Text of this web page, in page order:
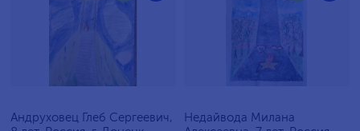
Андруховец Глеб Сергеевич,
Недайвода Милана